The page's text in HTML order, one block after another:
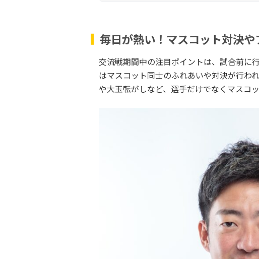
毎日が熱い！マスコット対決
交流戦期間中の注目ポイントは、試合前に
はマスコット同士のふれあいや対決が行わ
や大玉転がしなど、選手だけでなくマスコ